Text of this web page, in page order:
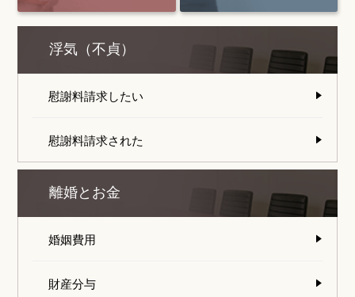
浮気（不貞）
慰謝料請求したい
慰謝料請求された
離婚とお金
婚姻費用
財産分与